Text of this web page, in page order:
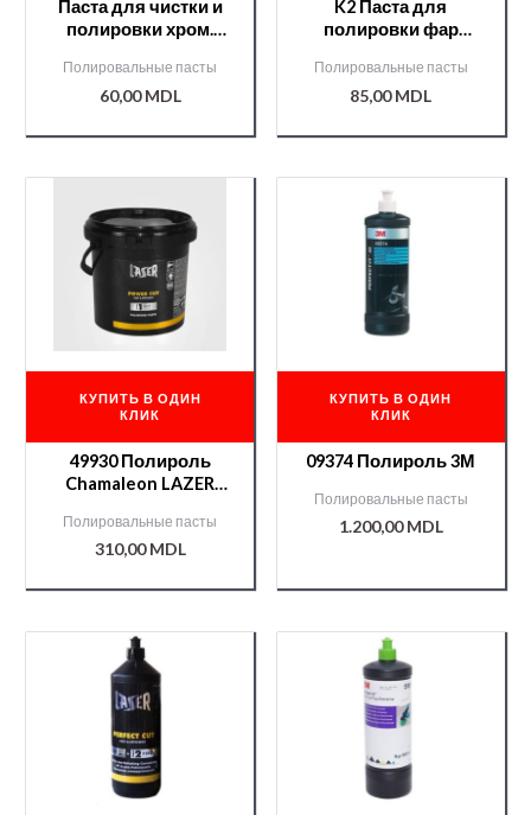
Паста для чистки и
полировки хром.
120г.ALUCHROM K2
Полировальные пасты
60,00MDL
K2 Паста для
полировки фар
Полировальные пасты
85,00MDL
КУПИТЬ В ОДИН
КЛИК
49930 Полироль
Chamaleon LAZER
Полировальные пасты
310,00MDL
КУПИТЬ В ОДИН
КЛИК
09374 Полироль 3М
Полировальные пасты
1.200,00MDL